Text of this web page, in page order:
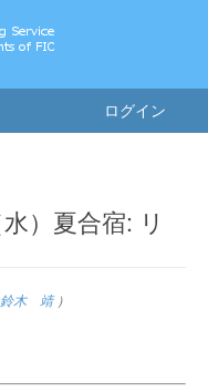
ログイン
）夏合宿: リ
鈴木 靖）